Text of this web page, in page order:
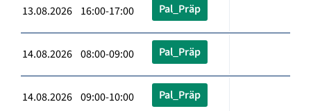
13.08.2026 16:00-17:00 Pal_Präp
14.08.2026 08:00-09:00 Pal_Präp
14.08.2026 09:00-10:00 Pal_Präp